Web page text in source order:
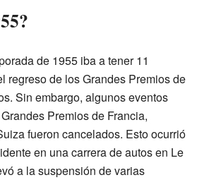
de 1955 iba a tener 11
regreso de los Grandes Premios de
Sin embargo, algunos eventos
Premios de Francia,
fueron cancelados. Esto ocurrió
en una carrera de autos en Le
a la suspensión de varias